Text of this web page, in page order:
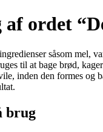
ordet
såsom mel,
til at bage brød,
inden den formes og
brug